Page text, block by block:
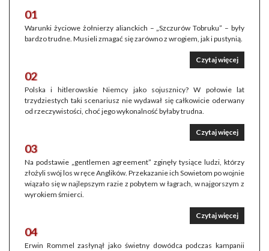
01
Warunki życiowe żołnierzy alianckich – „Szczurów Tobruku” – były
bardzo trudne. Musieli zmagać się zarówno z wrogiem, jak i pustynią.
Czytaj więcej
02
Polska i hitlerowskie Niemcy jako sojusznicy? W połowie lat
trzydziestych taki scenariusz nie wydawał się całkowicie oderwany
od rzeczywistości, choć jego wykonalność byłaby trudna.
Czytaj więcej
03
Na podstawie „gentlemen agreement” zginęły tysiące ludzi, którzy
złożyli swój los w ręce Anglików. Przekazanie ich Sowietom po wojnie
wiązało się w najlepszym razie z pobytem w łagrach, w najgorszym z
wyrokiem śmierci.
Czytaj więcej
04
Erwin Rommel zasłynął jako świetny dowódca podczas kampanii